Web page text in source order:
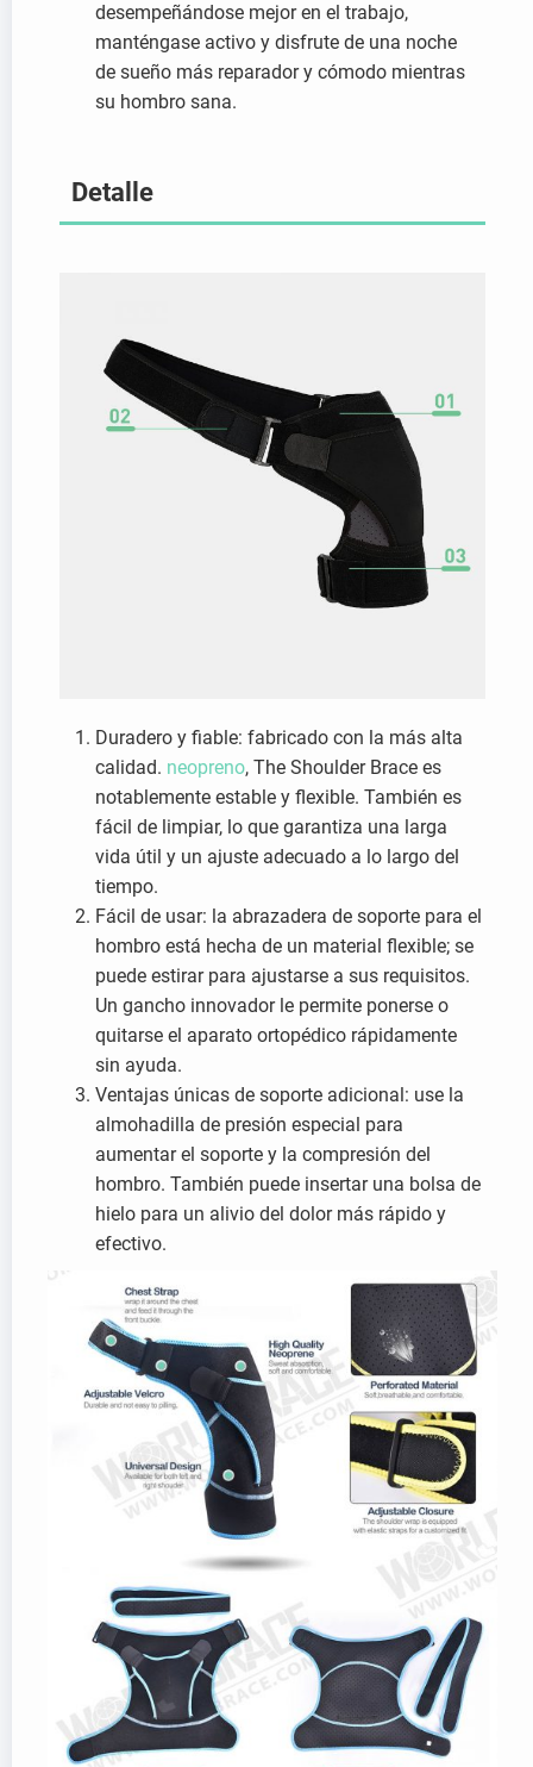
desempeñándose mejor en el trabajo,
manténgase activo y disfrute de una noche
de sueño más reparador y cómodo mientras
su hombro sana.
Detalle
Duradero y fiable: fabricado con la más alta
calidad. neopreno, The Shoulder Brace es
notablemente estable y flexible. También es
fácil de limpiar, lo que garantiza una larga
vida útil y un ajuste adecuado a lo largo del
tiempo.
Fácil de usar: la abrazadera de soporte para el
hombro está hecha de un material flexible; se
puede estirar para ajustarse a sus requisitos.
Un gancho innovador le permite ponerse o
quitarse el aparato ortopédico rápidamente
sin ayuda.
Ventajas únicas de soporte adicional: use la
almohadilla de presión especial para
aumentar el soporte y la compresión del
hombro. También puede insertar una bolsa de
hielo para un alivio del dolor más rápido y
efectivo.